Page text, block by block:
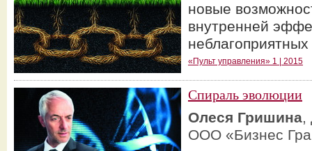
новые
внутренней
«Пульт управления» 1 | 2015
Спираль эволюции
Олеся Гришина,
ООО «Бизнес